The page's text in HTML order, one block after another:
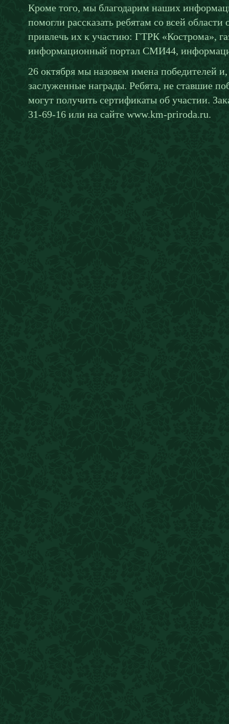
Кроме того, мы благодарим наших
помогли рассказать ребятам со всей
привлечь их к участию: ГТРК «Кострома»,
информационный портал СМИ44,
26 октября мы назовем имена победителей
заслуженные награды. Ребята, не ставшие
могут получить сертификаты об участии.
31-69-16 или на сайте www.km-priroda.ru.